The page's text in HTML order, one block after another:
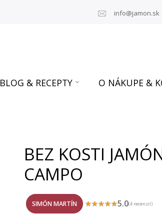
info@jamon.sk
BLOG & RECEPTY O NÁKUPE &
BEZ KOSTI
CAMPO
SIMÓN MARTÍN 5.0(4 recenzií)